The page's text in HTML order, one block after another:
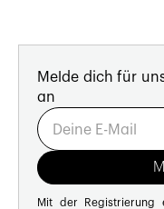
Melde dich für
an
Mit der